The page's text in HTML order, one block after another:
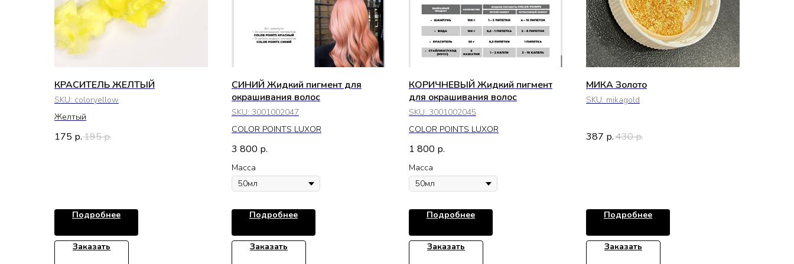
КРАСИТЕЛЬ ЖЕЛТЫЙ
SKU: coloryellow
Желтый
175 р.195р.
Подробнее
Заказать
СИНИЙ Жидкий пигмент для
окрашивания волос
SKU: 3001002047
COLOR POINTS LUXOR
3 800 р.
Масса
Подробнее
Заказать
КОРИЧНЕВЫЙ Жидкий пигмент
для окрашивания волос
SKU: 3001002045
COLOR POINTS LUXOR
1 800 р.
Масса
Подробнее
Заказать
МИКА Золото
SKU: mikagold
387 р.430р.
Подробнее
Заказать